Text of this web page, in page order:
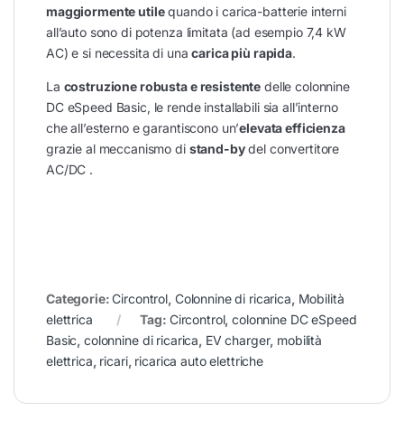
maggiormente utilequando i carica-batterie interni
all’auto sono di potenza limitata (ad esempio 7,4 kW
AC) e si necessita di unacarica più rapida.
La costruzione robusta e resistente delle colonnine
DC eSpeed Basic, le rende installabili sia all’interno
che all’esterno e garantiscono un’elevata efficienza
grazie al meccanismo di stand-bydel convertitore
AC/DC .
Categorie:Circontrol, Colonnine di ricarica, Mobilità
elettrica
Tag: Circontrol,colonnine DC eSpeed
Basic,colonnine di ricarica, EV charger, mobilità
elettrica, ricari, ricarica auto elettriche